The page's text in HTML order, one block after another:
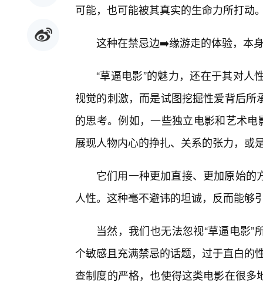
可能，也可能被其真实的生命力所打动
这种在禁忌边➡️缘游走的体验，本
“草逼电影”的魅力，还在于其对
视觉的刺激，而是试图挖掘性爱背后
的思考。例如，一些独立电影和艺术
展现人物内心的挣扎、关系的张力，或
它们用一种更加直接、更加原始
人性。这种毫不避讳的坦诚，反而能够
当然，我们也无法忽视“草逼电影
个敏感且充满禁忌的话题，过于直白的
查制度的严格，也使得这类电影在很